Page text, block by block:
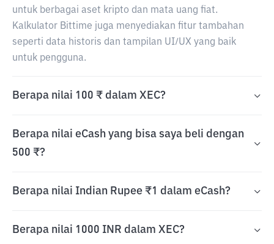
untuk berbagai aset kripto dan mata uang fiat.
Kalkulator Bittime juga menyediakan fitur tambahan
seperti data historis dan tampilan UI/UX yang baik
untuk pengguna.
Berapa nilai 100 ₹ dalam XEC?
Berapa nilai eCash yang bisa saya beli dengan
500 ₹?
Berapa nilai Indian Rupee ₹1 dalam eCash?
Berapa nilai 1000 INR dalam XEC?